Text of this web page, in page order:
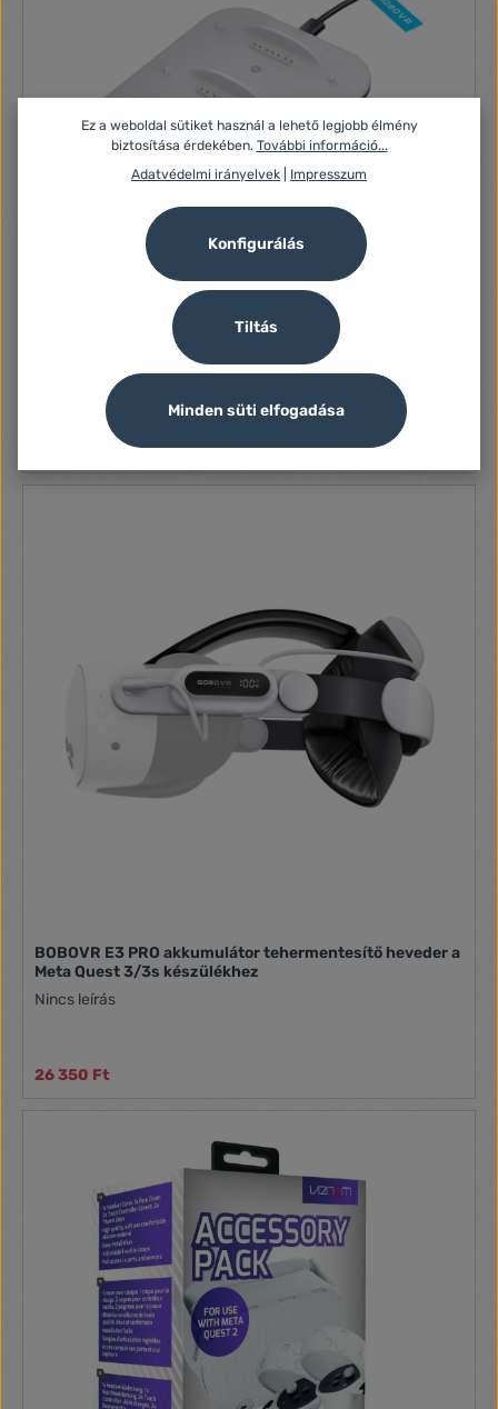
BOBOVR BD3 töltőállomás B100 akkumulátorokhoz
BOBOVR E3 PRO akkumulátor tehermentesítő heveder a
Meta Quest 3/3s készülékhez
Nincs leírás
26 350 Ft
Ez a weboldal sütiket használ a lehető legjobb élmény
biztosítása érdekében. További információ...
Adatvédelmi irányelvek
Impresszum
Tiltás
Konfigurálás
Minden süti elfogadása